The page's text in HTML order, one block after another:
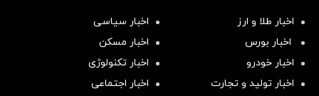
اخبار طلا و ارز
اخبار سیاسی
اخبار بورس
اخبار مسکن
اخبار خودرو
اخبار تکنولوژی
اخبار تولید و تجارت
اخبار اجتماعی